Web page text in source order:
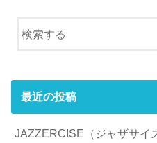
最近の投稿
JAZZERCISE（ジャザサイ